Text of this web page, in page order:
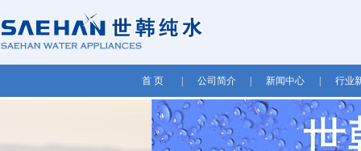
首 页 公司简介 新闻中心 行业